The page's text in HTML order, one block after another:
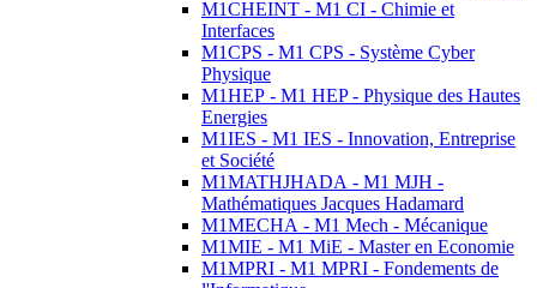
M1CHEINT - M1 CI - Chimie et
Interfaces
M1CPS - M1 CPS - Système Cyber
Physique
M1HEP - M1 HEP - Physique des Hautes
Energies
M1IES - M1 IES - Innovation, Entreprise
et Société
M1MATHJHADA - M1 MJH -
Mathématiques Jacques Hadamard
M1MECHA - M1 Mech - Mécanique
M1MIE - M1 MiE - Master en Economie
M1MPRI - M1 MPRI - Fondements de